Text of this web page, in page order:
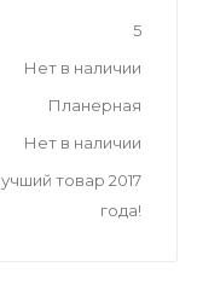
5
Нет в наличии
Планерная
Нет в наличии
товар 2017
года!